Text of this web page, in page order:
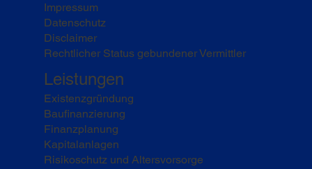
Leistungen
Existenzgründung
Baufinanzierung
Finanzplanung
Kapitalanlagen
Risikoschutz und Altersvorsorge
Impressum
Datenschutz
Disclaimer
Rechtlicher Status gebundener Vermittler